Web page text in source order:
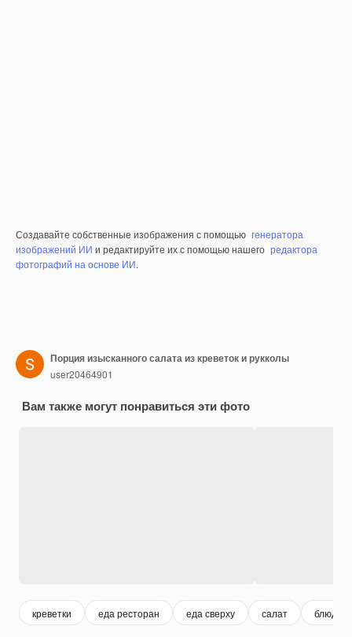
Создавайте собственные изображения с помощью генератора
изображений ИИ и редактируйте их с помощью нашего редактора
фотографий на основе ИИ.
Порция изысканного салата из креветок и рукколы
user20464901
Вам также могут понравиться эти фото
креветки еда ресторан еда сверху салат блюдо